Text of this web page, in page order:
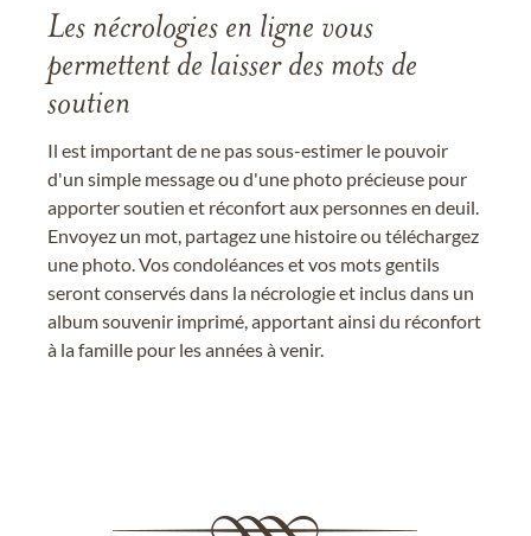
Les nécrologies en ligne vous
permettent de laisser des mots de
soutien
Il est important de ne pas sous-estimer le pouvoir
d'un simple message ou d'une photo précieuse pour
apporter soutien et réconfort aux personnes en deuil.
Envoyez un mot, partagez une histoire ou téléchargez
une photo. Vos condoléances et vos mots gentils
seront conservés dans la nécrologie et inclus dans un
album souvenir imprimé, apportant ainsi du réconfort
à la famille pour les années à venir.